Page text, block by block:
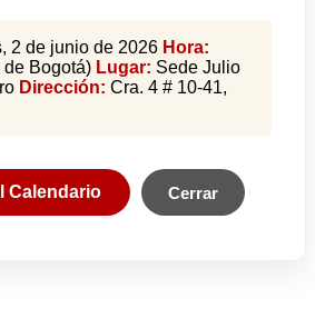
2 de junio de 2026 Hora:
de Bogotá) Lugar: Sede Julio
Dirección: Cra. 4 # 10-41,
Calendario Cerrar